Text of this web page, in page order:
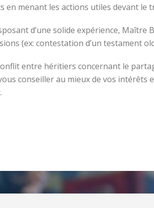
en menant les actions utiles devant le
d’une solide expérience,
(ex: contestation d’un testament
entre héritiers concernant le
conseiller au mieux de vos